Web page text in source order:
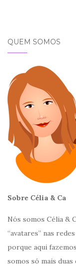
QUEM SOMOS
Sobre Célia & Ca
Nós somos Célia &
“avatares” nas
porque aqui
somos só mais duas